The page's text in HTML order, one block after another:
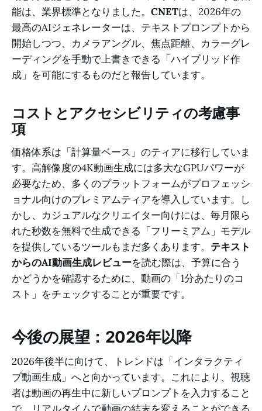
能は、業界標準となりました。 CNETは、2026年の
最高のAIジェネレーターは、テキストプロンプトから
開始しつつ、カメラアングル、焦点距離、カラーグレ
ーディングを手動で上書きできる「ハイブリッド作
成」を可能にするものだと報告しています。
コストとアクセシビリティの考慮事
項
価格体系は「計算量ベース」のティアに移行していま
す。高解像度の4K動画生成には多大なGPUパワーが
必要なため、多くのプラットフォームがプロフェッシ
ョナル向けのプレミアムティアを導入しています。し
かし、カジュアルなクリエイター向けには、毎月限ら
れた秒数を無料で生成できる「フリーミアム」モデル
を提供しているツールもまだ多くあります。 テキスト
からのAI動画生成レビューを読む際は、予算に合う
かどうかを確認するために、動画の「1分あたりのコ
スト」をチェックすることが重要です。
今後の展望：2026年以降
2026年後半に向けて、トレンドは「インタラクティ
ブ動画生成」へと向かっています。これにより、視聴
者は動画の再生中に新しいプロンプトを入力すること